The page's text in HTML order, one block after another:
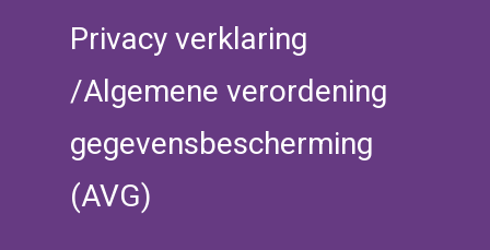
Privacy verklaring
/Algemene verordening
gegevensbescherming
(AVG)